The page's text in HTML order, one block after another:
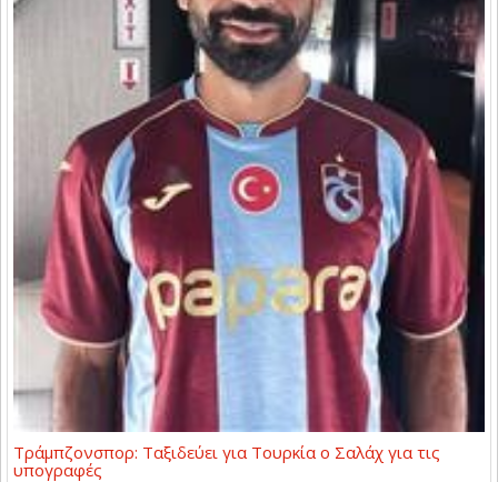
Τράμπζονσπορ: Ταξιδεύει για Τουρκία ο Σαλάχ για τις
υπογραφές